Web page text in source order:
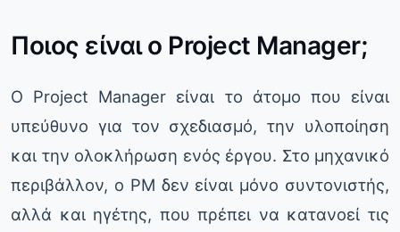
Ποιος είναι ο Project Manager;
Ο Project Manager είναι το άτομο που είναι
υπεύθυνο για τον σχεδιασμό, την υλοποίηση
και την ολοκλήρωση ενός έργου. Στο μηχανικό
περιβάλλον, ο PM δεν είναι μόνο συντονιστής,
αλλά και ηγέτης, που πρέπει να κατανοεί τις